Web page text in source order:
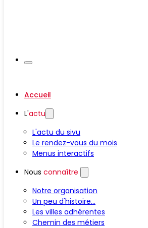
Accueil
L'actu
L'actu du sivu
Le rendez-vous du mois
Menus interactifs
Nous connaître
Notre organisation
Un peu d'histoire...
Les villes adhérentes
Chemin des métiers